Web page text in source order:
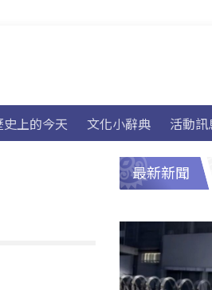
史上的今天 文化小辭典 活動訊
最新新聞